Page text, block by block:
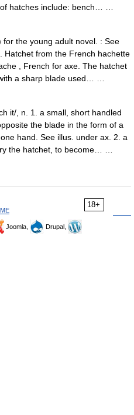
of hatches include: bench… …
the young adult novel. : See
Hatchet from the French hachette
, French for axe. The hatchet
a sharp blade used… …
it/, n. 1. a small, short handled
the blade in the form of a
hand. See illus. under ax. 2. a
the hatchet, to become… …
18+
Joomla,
Drupal,